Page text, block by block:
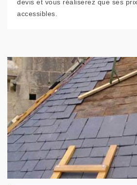
devis et vous réaliserez que ses
accessibles.